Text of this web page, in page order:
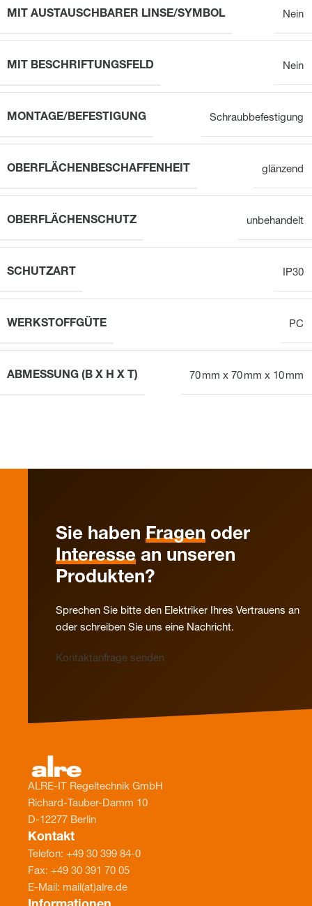
MIT AUSTAUSCHBARER LINSE/SYMBOL Nein
MIT BESCHRIFTUNGSFELD Nein
MONTAGE/BEFESTIGUNG Schraubbefestigung
OBERFLÄCHENBESCHAFFENHEIT glänzend
OBERFLÄCHENSCHUTZ unbehandelt
SCHUTZART IP30
WERKSTOFFGÜTE PC
ABMESSUNG (B X H X T) 70 mm x 70 mm x 10 mm
Sie haben Fragen oder
Interesse an unseren
Produkten?
Sprechen Sie bitte den Elektriker Ihres Vertrauens an
oder schreiben Sie uns eine Nachricht.
Kontaktanfrage senden
ALRE-IT Regeltechnik GmbH
Richard-Tauber-Damm 10
D-12277 Berlin
Kontakt
Telefon: +49 30 399 84-0
Fax: +49 30 391 70 05
E-Mail: mail(at)alre.de